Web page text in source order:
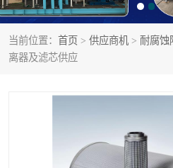
当前位置： 首页 > 供应商机 > 耐腐蚀
离器及滤芯供应
天然气过滤器
甲醇过滤器
高炉煤气过滤器